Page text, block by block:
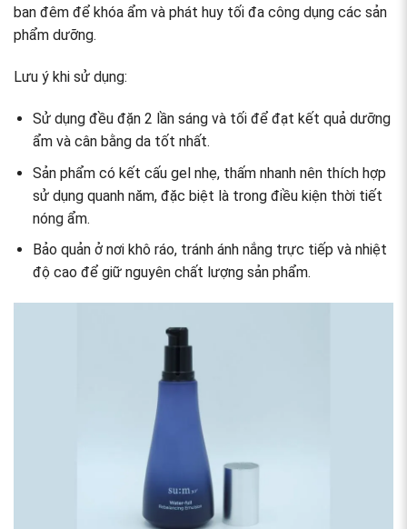
ban đêm để khóa ẩm và phát huy tối đa công dụng các sản
phẩm dưỡng.
Lưu ý khi sử dụng:
Sử dụng đều đặn 2 lần sáng và tối để đạt kết quả dưỡng
ẩm và cân bằng da tốt nhất.
Sản phẩm có kết cấu gel nhẹ, thấm nhanh nên thích hợp
sử dụng quanh năm, đặc biệt là trong điều kiện thời tiết
nóng ẩm.
Bảo quản ở nơi khô ráo, tránh ánh nắng trực tiếp và nhiệt
độ cao để giữ nguyên chất lượng sản phẩm.